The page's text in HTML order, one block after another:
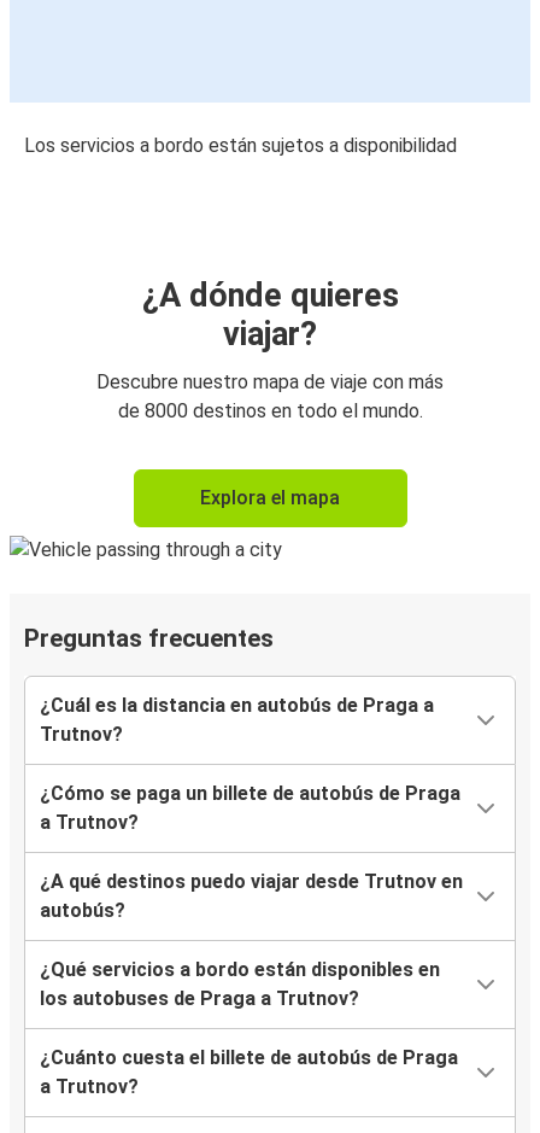
Los servicios a bordo están sujetos a disponibilidad
¿A dónde quieres
viajar?
Descubre nuestro mapa de viaje con más
de 8000 destinos en todo el mundo.
Explora el mapa
Preguntas frecuentes
¿Cuál es la distancia en autobús de Praga a
Trutnov?
¿Cómo se paga un billete de autobús de Praga
a Trutnov?
¿A qué destinos puedo viajar desde Trutnov en
autobús?
¿Qué servicios a bordo están disponibles en
los autobuses de Praga a Trutnov?
¿Cuánto cuesta el billete de autobús de Praga
a Trutnov?